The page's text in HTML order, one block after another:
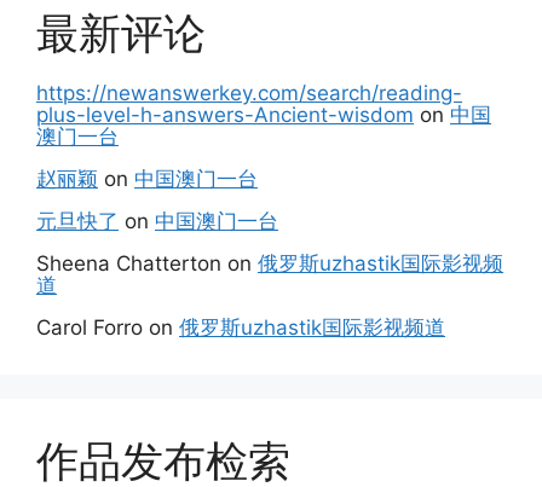
最新评论
https://newanswerkey.com/search/reading-
plus-level-h-answers-Ancient-wisdom on 中国
澳门一台
赵丽颖 on 中国澳门一台
元旦快了 on 中国澳门一台
Sheena Chatterton on 俄罗斯uzhastik国际影视频
道
Carol Forro on 俄罗斯uzhastik国际影视频道
作品发布检索